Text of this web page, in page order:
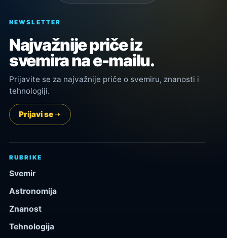
NEWSLETTER
Najvažnije priče iz
svemira na e-mailu.
Prijavite se za najvažnije priče o svemiru, znanosti i
tehnologiji.
Prijavi se
RUBRIKE
Svemir
Astronomija
Znanost
Tehnologija